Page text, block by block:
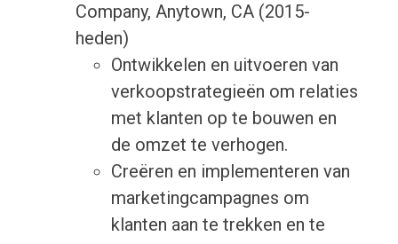
Company, Anytown, CA (2015-
heden)
Ontwikkelen en uitvoeren van
verkoopstrategieën om relaties
met klanten op te bouwen en
de omzet te verhogen.
Creëren en implementeren van
marketingcampagnes om
klanten aan te trekken en te